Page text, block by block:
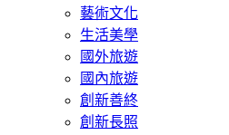
藝術文化
生活美學
國外旅遊
國內旅遊
創新善終
創新長照